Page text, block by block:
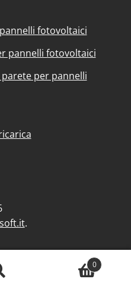
fotovoltaici
pannelli fotovoltaici
per pannelli
.
0